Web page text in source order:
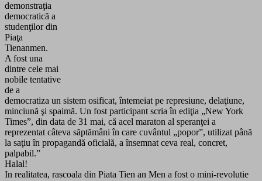
demonstraţia
democratică a
studenţilor din
Piaţa
Tienanmen.
A fost una
dintre cele mai
nobile tentative
de a
democratiza un sistem osificat, întemeiat pe represiune, delaţiune,
minciună şi spaimă. Un fost participant scria în ediţia „New York
Times”, din data de 31 mai, că acel maraton al speranţei a
reprezentat câteva săptămâni în care cuvântul „popor”, utilizat până
la saţiu în propagandă oficială, a însemnat ceva real, concret,
palpabil.”
Halal!
In realitatea, rascoala din Piata Tien an Men a fost o mini-revolutie